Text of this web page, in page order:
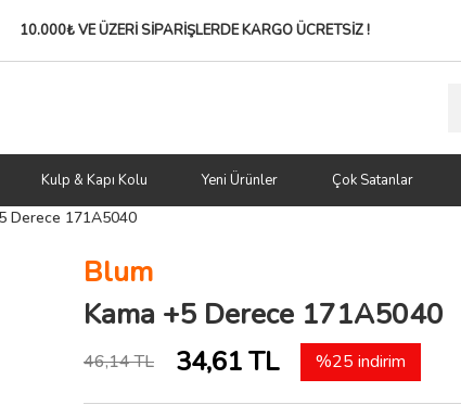
10.000₺ VE ÜZERİ SİPARİŞLERDEKARGO ÜCRETSİZ !
Kulp & Kapı Kolu Yeni Ürünler Çok Satanlar
Derece 171A5040
Blum
Kama +5 Derece 171A5040
46,14 TL 34,61 TL %25 indirim